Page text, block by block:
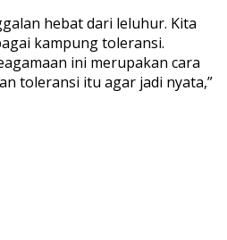
hebat dari leluhur. Kita
kampung toleransi.
ini merupakan cara
toleransi itu agar jadi nyata,”